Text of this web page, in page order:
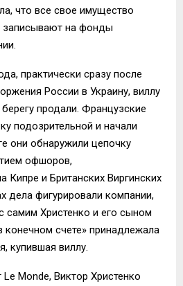
что все свое имущество
записывают на фонды
практически сразу после
России в Украину, виллу
продали. Французские
подозрительной и начали
они обнаружили цепочку
офшоров,
Кипре и Британских Виргинских
дела фигурировали компании,
самим Христенко и его сыном
счете» принадлежала
купившая виллу.
Monde, Виктор Христенко